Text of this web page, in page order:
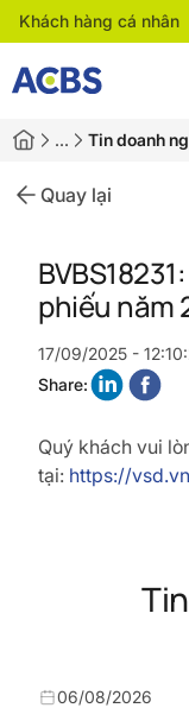
Khách hàng cá nhân
… Tin doanh
Quay lại
phiếu năm
17/09/2025 -
Share:
Quý khách vui
tại: https://
06/08/2026